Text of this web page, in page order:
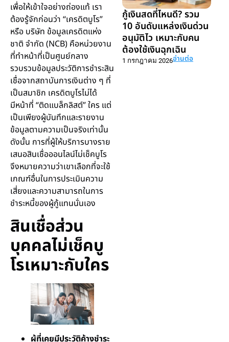
เพื่อให้เข้าใจอย่างถ่องแท้ เรา
ต้องรู้จักก่อนว่า “เครดิตบูโร”
หรือ บริษัท ข้อมูลเครดิตแห่ง
ชาติ จำกัด (NCB) คือหน่วยงาน
ที่ทำหน้าที่เป็นศูนย์กลาง
รวบรวมข้อมูลประวัติการชำระสิน
เชื่อจากสถาบันการเงินต่าง ๆ ที่
เป็นสมาชิก เครดิตบูโรไม่ได้
มีหน้าที่ “ติดแบล็กลิสต์” ใคร แต่
เป็นเพียงผู้บันทึกและรายงาน
ข้อมูลตามความเป็นจริงเท่านั้น
ดังนั้น การที่ผู้ให้บริการบางราย
เสนอสินเชื่อออนไลน์ไม่เช็คบูโร
จึงหมายความว่าเขาเลือกที่จะใช้
เกณฑ์อื่นในการประเมินความ
เสี่ยงและความสามารถในการ
ชำระหนี้ของผู้กู้แทนนั่นเอง
สินเชื่อส่วน
บุคคลไม่เช็คบู
โรเหมาะกับใคร
ผู้ที่เคยมีประวัติค้างชำระ
กู้เงินสดที่ไหนดี? รวม
10 อันดับแหล่งเงินด่วน
อนุมัติไว เหมาะกับคน
ต้องใช้เงินฉุกเฉิน
1 กรกฎาคม 2026อ่านต่อ